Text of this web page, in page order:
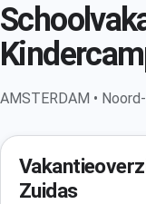
AMSTERDAM •
Zuidas